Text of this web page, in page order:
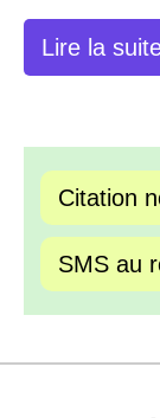
Lire la
Citation
SMS au